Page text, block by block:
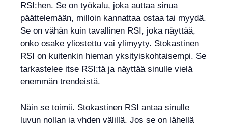
RSI:hen. Se on työkalu, joka auttaa sinua
päättelemään, milloin kannattaa ostaa tai myydä.
Se on vähän kuin tavallinen RSI, joka näyttää,
onko osake yliostettu vai ylimyyty. Stokastinen
RSI on kuitenkin hieman yksityiskohtaisempi. Se
tarkastelee itse RSI:tä ja näyttää sinulle vielä
enemmän trendeistä.
Näin se toimii. Stokastinen RSI antaa sinulle
luvun nollan ja yhden välillä. Jos se on lähellä